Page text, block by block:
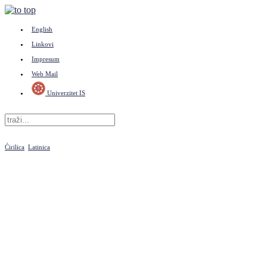
English
Linkovi
Impresum
Web Mail
Univerzitet IS
Ćirilica Latinica